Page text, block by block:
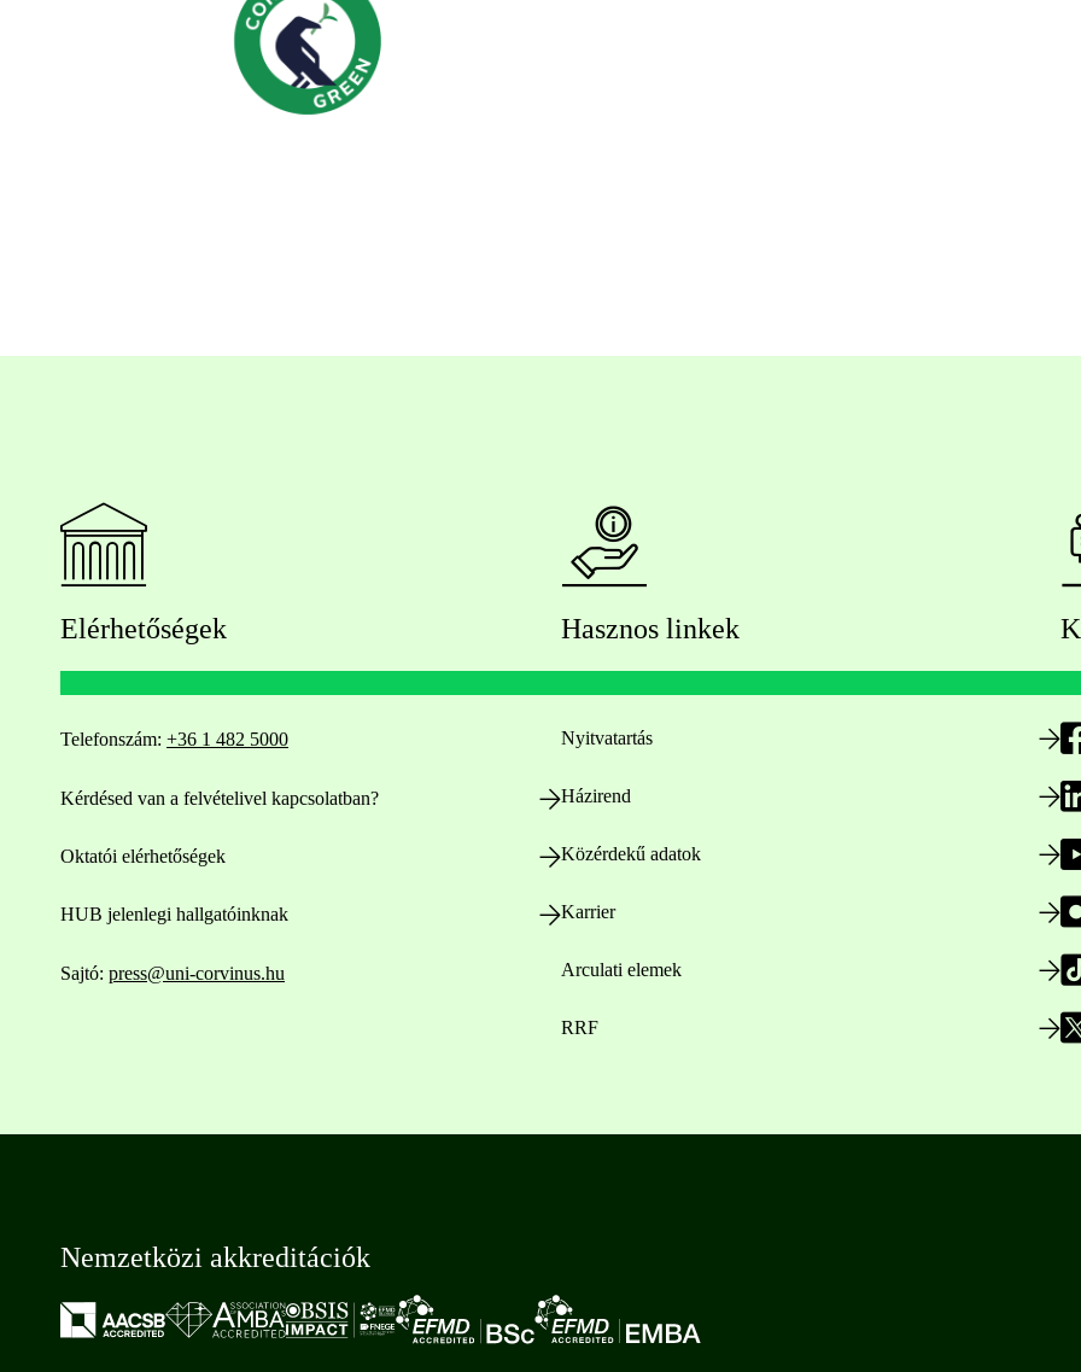
Elérhetőségek
Telefonszám: +36 1 482 5000
Kérdésed van a felvételivel kapcsolatban?
Oktatói elérhetőségek
HUB jelenlegi hallgatóinknak
Sajtó: press@uni-corvinus.hu
Hasznos linkek
Nyitvatartás
Házirend
Közérdekű adatok
Karrier
Arculati elemek
RRF
Nemzetközi akkreditációk